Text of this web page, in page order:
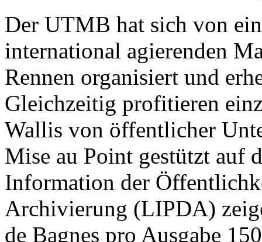
Der UTMB hat sich von
international agierenden
Rennen organisiert und
Gleichzeitig profitieren
Wallis von öffentlicher
Mise au Point gestützt auf
Information der
Archivierung (LIPDA)
de Bagnes pro Ausgabe